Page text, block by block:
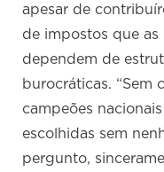
apesar de
de impostos que as
dependem de
burocráticas. “Sem
campeões
escolhidas sem
pergunto,